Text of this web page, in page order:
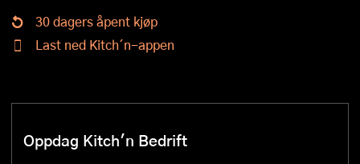
30 dagers åpent kjøp
Last ned Kitch´n-appen
Oppdag Kitch'n Bedrift